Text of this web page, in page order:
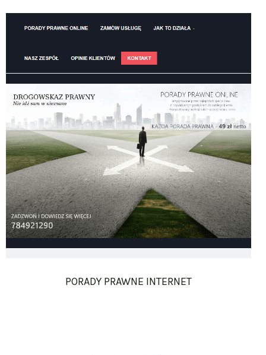
PORADY PRAWNE INTERNET